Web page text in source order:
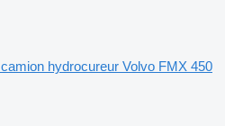
camion hydrocureur Volvo FMX 450